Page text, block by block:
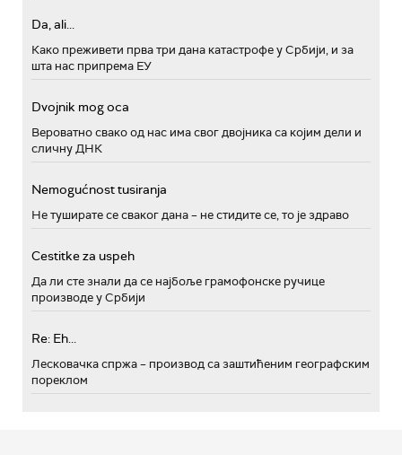
Da, ali...
Како преживети прва три дана катастрофе у Србији, и за
шта нас припрема ЕУ
Dvojnik mog oca
Вероватно свако од нас има свог двојника са којим дели и
сличну ДНК
Nemogućnost tusiranja
Не туширате се сваког дана – не стидите се, то је здраво
Cestitke za uspeh
Да ли сте знали да се најбоље грамофонске ручице
производе у Србији
Re: Eh...
Лесковачка спржа – производ са заштићеним географским
пореклом